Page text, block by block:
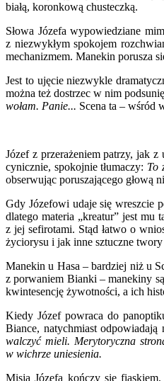
białą, koronkową chusteczką.
Słowa Józefa wypowiedziane
z niezwykłym spokojem
mechanizmem. Manekin porusza
Jest to ujęcie niezwykle
można też dostrzec w nim
wołam. Panie... Scena ta – wśród
Józef z przerażeniem patrzy, jak
cynicznie, spokojnie tłumaczy: To
obserwując poruszającego głową
Gdy Józefowi udaje się wreszcie
dlatego materia „kreatur” jest mu
z jej sefirotami. Stąd łatwo o
życiorysu i jak inne sztuczne
Manekin u Hasa – bardziej niż u
z porwaniem Bianki – manekiny
kwintesencję żywotności, a ich
Kiedy Józef powraca do
Biance, natychmiast
walczyć mieli. Merytoryczna
w wichrze uniesienia.
Misja Józefa kończy się